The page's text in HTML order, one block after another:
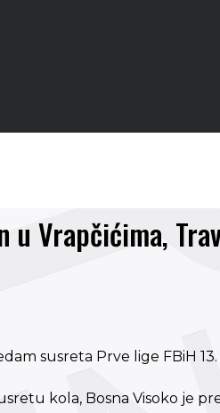
u Vrapčićima,
susreta Prve lige FBiH
kola, Bosna Visoko je